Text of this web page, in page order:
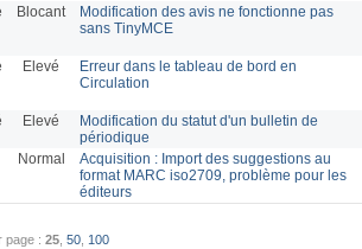
Blocant
Modification des avis ne fonctionne pas
sans TinyMCE
Elevé
Erreur dans le tableau de bord en
Circulation
Elevé
Modification du statut d'un bulletin de
périodique
Normal
Acquisition : Import des suggestions au
format MARC iso2709, problème pour les
éditeurs
page : 25 50 100